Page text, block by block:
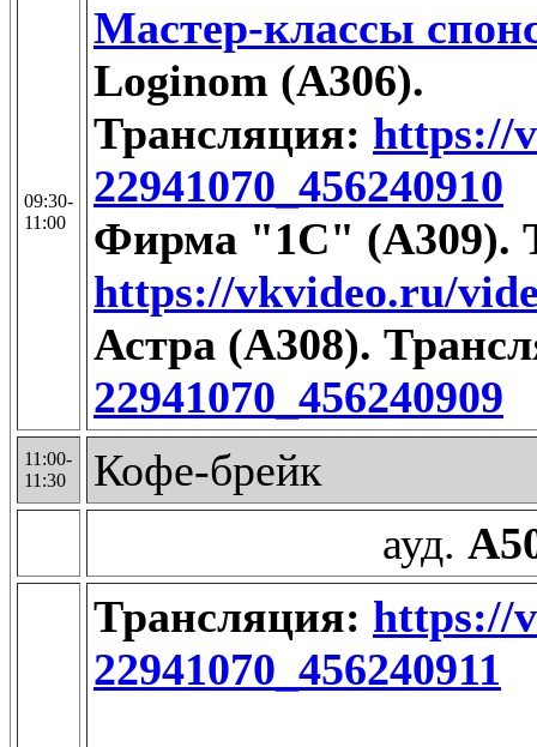
09:30-
11:00
Мастер-классы
Loginom (А306).
Трансляция: https://
22941070_456240910
Фирма "1С" (А309).
https://vkvideo.ru/
Астра (А308).
22941070_456240909
11:00-
11:30
Кофе-брейк
ауд.
Трансляция: https://
22941070_456240911